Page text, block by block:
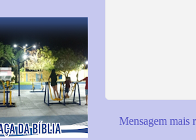
Mensagem mais